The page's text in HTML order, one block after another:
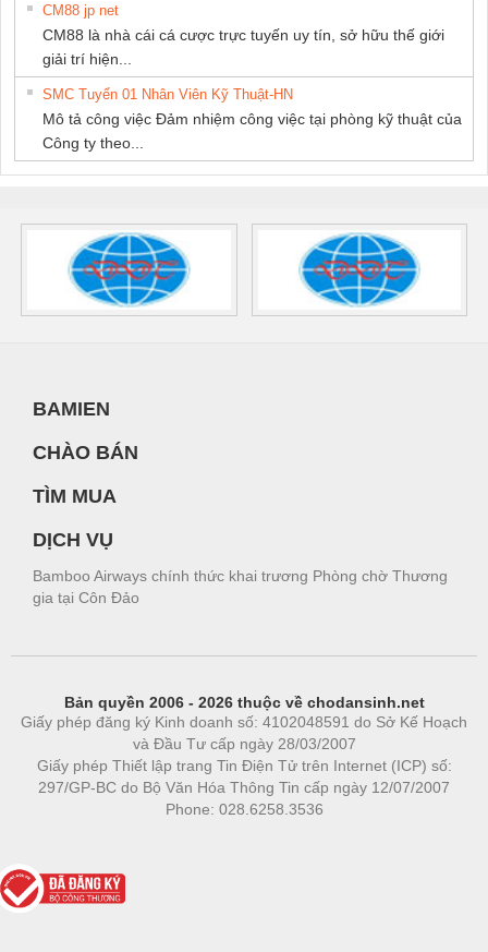
CM88 jp net
CM88 là nhà cái cá cược trực tuyến uy tín, sở hữu thế giới
giải trí hiện...
SMC Tuyển 01 Nhân Viên Kỹ Thuật-HN
Mô tả công việc Đảm nhiệm công việc tại phòng kỹ thuật của
Công ty theo...
BAMIEN
CHÀO BÁN
TÌM MUA
DỊCH VỤ
Bamboo Airways chính thức khai trương Phòng chờ Thương
gia tại Côn Đảo
Bản quyền 2006 - 2026 thuộc về chodansinh.net
Giấy phép đăng ký Kinh doanh số: 4102048591 do Sở Kế Hoạch
và Đầu Tư cấp ngày 28/03/2007
Giấy phép Thiết lập trang Tin Điện Tử trên Internet (ICP) số:
297/GP-BC do Bộ Văn Hóa Thông Tin cấp ngày 12/07/2007
Phone: 028.6258.3536